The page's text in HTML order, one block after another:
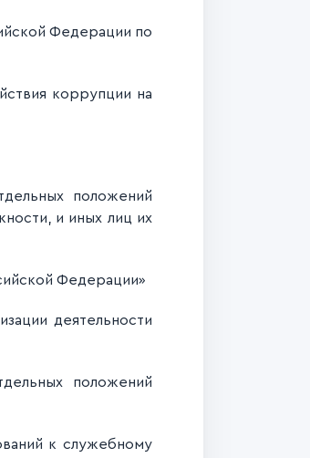
Федерации по
коррупции на
положений
и иных лиц их
Федерации»
деятельности
положений
к служебному